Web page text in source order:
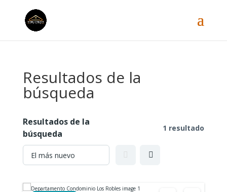
Resultados de la
búsqueda
Resultados de la
búsqueda
1 resultado